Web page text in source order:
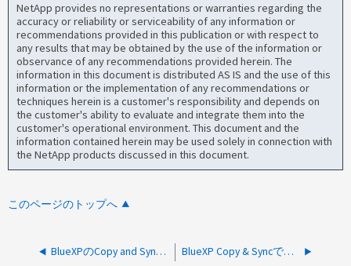
NetApp provides no representations or warranties regarding the
accuracy or reliability or serviceability of any information or
recommendations provided in this publication or with respect to
any results that may be obtained by the use of the information or
observance of any recommendations provided herein. The
information in this document is distributed AS IS and the use of this
information or the implementation of any recommendations or
techniques herein is a customer's responsibility and depends on
the customer's ability to evaluate and integrate them into the
customer's operational environment. This document and the
information contained herein may be used solely in connection with
the NetApp products discussed in this document.
このページのトップへ
BlueXPのCopy and SyncでGoogleファイルストアをターゲットとしてサポートする機能のリクエスト BlueXP Copy & Syncで大容量のディレクトリに必要なメモリ容量を計算する方法